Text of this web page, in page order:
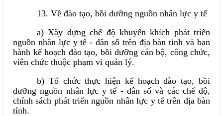
13. Về đào tạo, bồi dưỡng nguồn nhân lực y tế
a) Xây dựng chế độ khuyến khích phát triển
nguồn nhân lực y tế - dân số trên địa bàn tỉnh và ban
hành kế hoạch đào tạo, bồi dưỡng cán bộ, công chức,
viên chức thuộc phạm vi quản lý.
b) Tổ chức thực hiện kế hoạch đào tạo, bồi
dưỡng nguồn nhân lực y tế - dân số và các chế độ,
chính sách phát triển nguồn nhân lực y tế trên địa bàn
tỉnh.